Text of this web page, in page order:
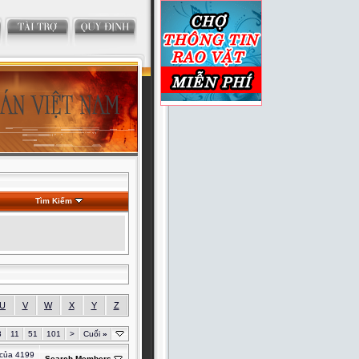
Tìm Kiếm
U V W X Y Z
11 51 101 > Cuối »
4199